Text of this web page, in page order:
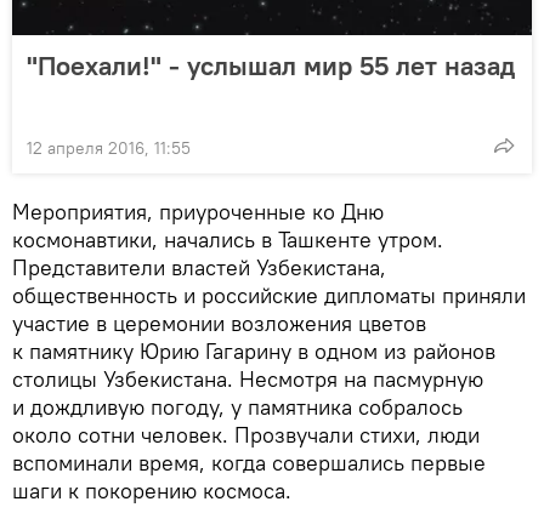
"Поехали!" - услышал мир 55 лет назад
12 апреля 2016, 11:55
Мероприятия, приуроченные ко Дню
космонавтики, начались в Ташкенте утром.
Представители властей Узбекистана,
общественность и российские дипломаты приняли
участие в церемонии возложения цветов
к памятнику Юрию Гагарину в одном из районов
столицы Узбекистана. Несмотря на пасмурную
и дождливую погоду, у памятника собралось
около сотни человек. Прозвучали стихи, люди
вспоминали время, когда совершались первые
шаги к покорению космоса.